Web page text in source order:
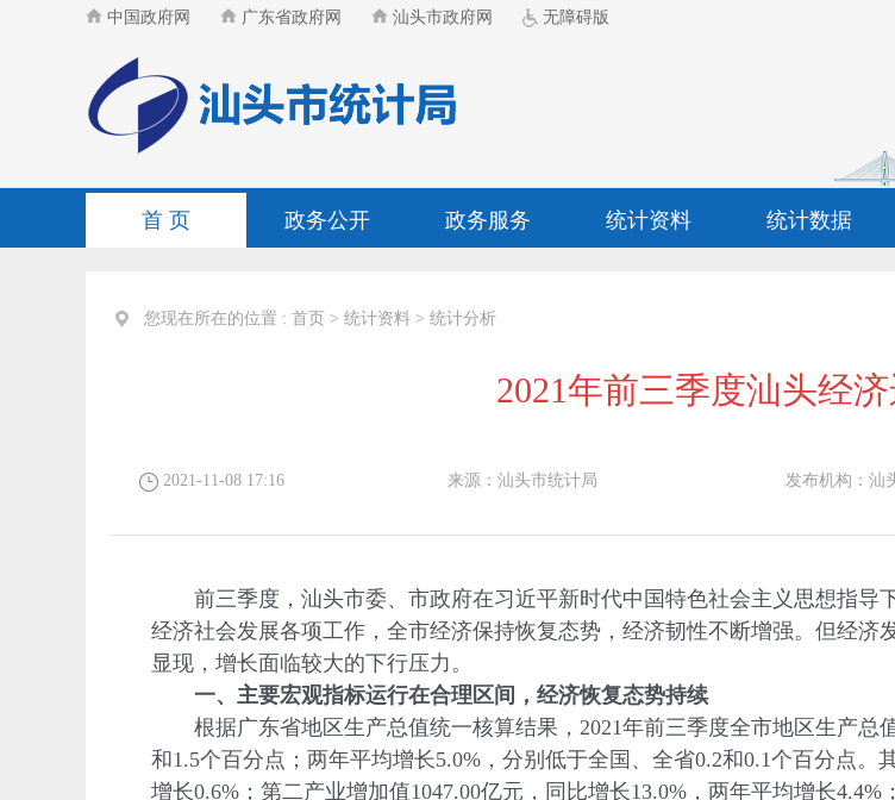
中国政府网 广东省政府网 汕头市政府网 无障碍版
首 页 政务公开 政务服务 统计资料 统计数据
您现在所在的位置 : 首页 > 统计资料 > 统计分析
2021年前三季度汕头经
2021-11-08 17:16 来源：汕头市统计局 发布机构：汕
前三季度，汕头市委、市政府在习近平新时代中国特色社会主义思想指导
经济社会发展各项工作，全市经济保持恢复态势，经济韧性不断增强。但经
显现，增长面临较大的下行压力。
一、主要宏观指标运行在合理区间，经济恢复态势持续
根据广东省地区生产总值统一核算结果，2021年前三季度全市地区生产总
和1.5个百分点；两年平均增长5.0%，分别低于全国、全省0.2和0.1个百分点
增长0.6%；第二产业增加值1047.00亿元，同比增长13.0%，两年平均增长